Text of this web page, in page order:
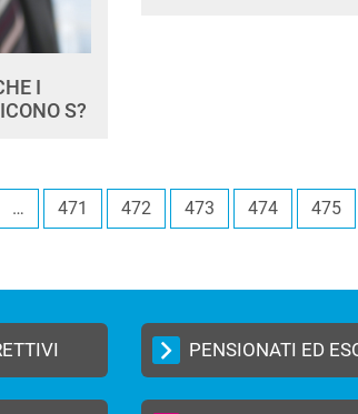
I
S?
… 471 472 473 474 475
PENSIONATI ED